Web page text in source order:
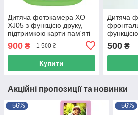
Дитяча фотокамера XO
XJ05 з функцією друку,
підтримкою карти пам'яті
900 ₴ 1 500 ₴
Купити
Дитяча
функцією
та MP3
500₴
Акційні пропозиції та новинки
–56% –56%